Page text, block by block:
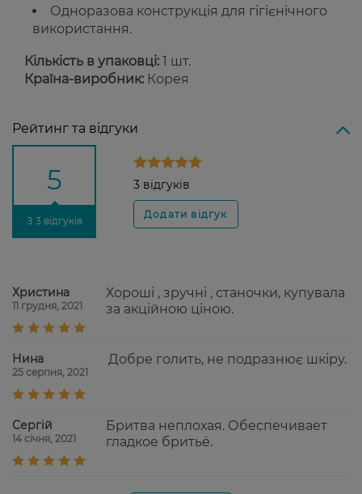
Одноразова конструкція для гігієнічного
використання.
Кількість в упаковці: 1 шт.
Країна-виробник: Корея
Рейтинг та відгуки
5
З 3 відгуків
3 відгуків
Христина
11 грудня, 2021
Хороші , зручні , станочки, купувала
за акційною ціною.
Нина
25 серпня, 2021
Добре голить, не подразнює шкіру.
Сергій
14 січня, 2021
Бритва неплохая. Обеспечивает
гладкое бритьё.